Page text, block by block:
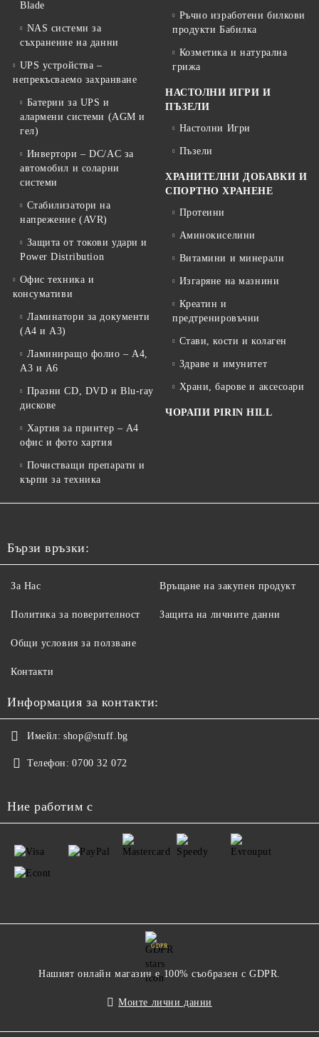
Blade
NAS системи за
съхранение на данни
UPS устройства –
непрекъсваемо захранване
Батерии за UPS и
алармени системи (AGM и
гел)
Инвертори – DC/AC за
автомобил и соларни
системи
Стабилизатори на
напрежение (AVR)
Защита от токови удари и
Power Distribution
Офис техника и
консумативи
Ламинатори за документи
(A4 и A3)
Ламиниращо фолио – A4,
A3 и A6
Празни CD, DVD и Blu-ray
дискове
Хартия за принтер – A4
офис и фото хартия
Почистващи препарати и
кърпи за техника
Ръчно изработени билкови
продукти Бабилка
Козметика и натурална
грижа
НАСТОЛНИ ИГРИ И
ПЪЗЕЛИ
Настолни Игри
Пъзели
ХРАНИТЕЛНИ ДОБАВКИ И
СПОРТНО ХРАНЕНЕ
Протеини
Аминокиселини
Витамини и минерали
Изгаряне на мазнини
Креатин и
предтренировъчни
Стави, кости и колаген
Здраве и имунитет
Храни, барове и аксесоари
ЧОРАПИ PIRIN HILL
Бързи връзки:
За Нас
Политика за поверителност
Общи условия за ползване
Контакти
Връщане на закупен продукт
Защита на личните данни
Информация за контакти:
Имейл: shop@stuff.bg
Телефон: 0700 32 072
Ние работим с
GDPR
Нашият онлайн магазин е 100% съобразен с GDPR.
Моите лични данни